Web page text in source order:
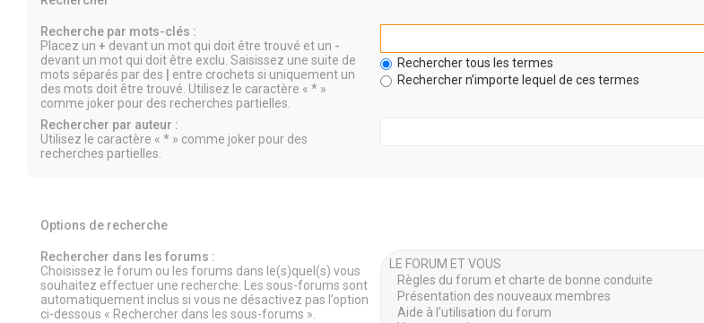
Recherche par mots-clés :
Placez un + devant un mot qui doit être trouvé et un -
devant un mot qui doit être exclu. Saisissez une suite de
mots séparés par des
entre crochets si uniquement un
des mots doit être trouvé. Utilisez le caractère « * »
comme joker pour des recherches partielles.
Rechercher tous les termes
Rechercher n’importe lequel de ces termes
Rechercher par auteur :
Utilisez le caractère « * » comme joker pour des
recherches partielles.
Options de recherche
Rechercher dans les forums :
Choisissez le forum ou les forums dans le(s)quel(s) vous
souhaitez effectuer une recherche. Les sous-forums sont
automatiquement inclus si vous ne désactivez pas l’option
ci-dessous « Rechercher dans les sous-forums ».